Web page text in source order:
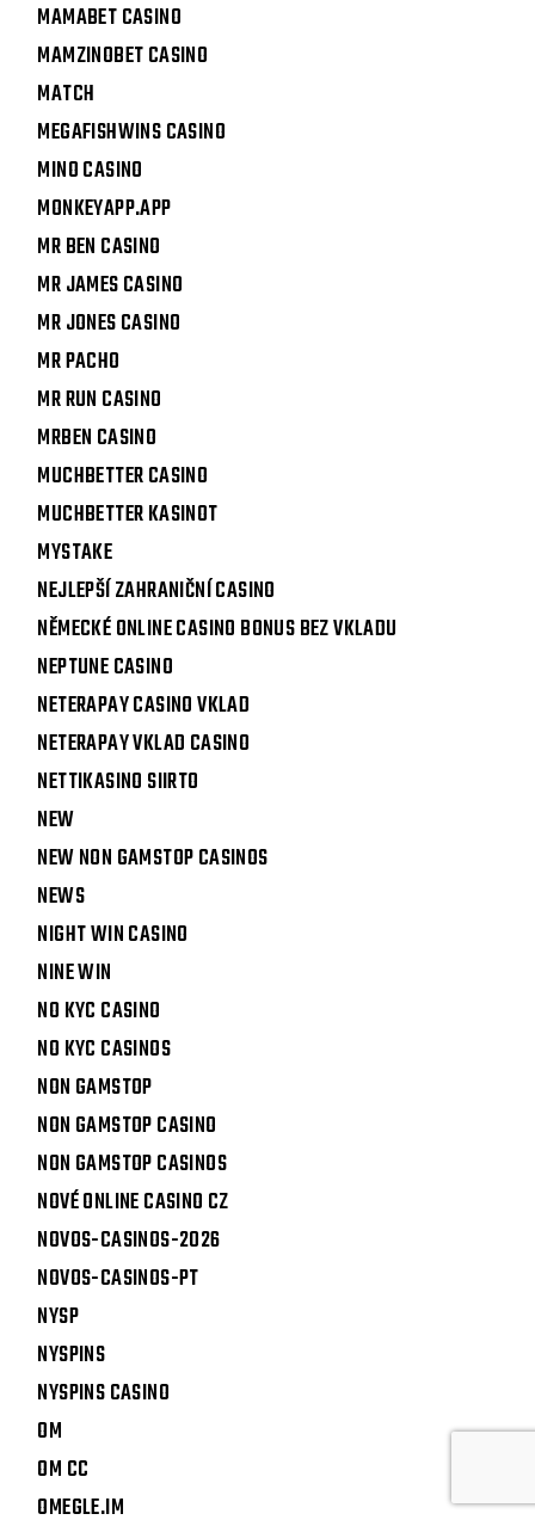
MAMABET CASINO
MAMZINOBET CASINO
MATCH
MEGAFISHWINS CASINO
MINO CASINO
MONKEYAPP.APP
MR BEN CASINO
MR JAMES CASINO
MR JONES CASINO
MR PACHO
MR RUN CASINO
MRBEN CASINO
MUCHBETTER CASINO
MUCHBETTER KASINOT
MYSTAKE
NEJLEPŠÍ ZAHRANIČNÍ CASINO
NĚMECKÉ ONLINE CASINO BONUS BEZ VKLADU
NEPTUNE CASINO
NETERAPAY CASINO VKLAD
NETERAPAY VKLAD CASINO
NETTIKASINO SIIRTO
NEW
NEW NON GAMSTOP CASINOS
NEWS
NIGHT WIN CASINO
NINE WIN
NO KYC CASINO
NO KYC CASINOS
NON GAMSTOP
NON GAMSTOP CASINO
NON GAMSTOP CASINOS
NOVÉ ONLINE CASINO CZ
NOVOS-CASINOS-2026
NOVOS-CASINOS-PT
NYSP
NYSPINS
NYSPINS CASINO
OM
OM CC
OMEGLE.IM